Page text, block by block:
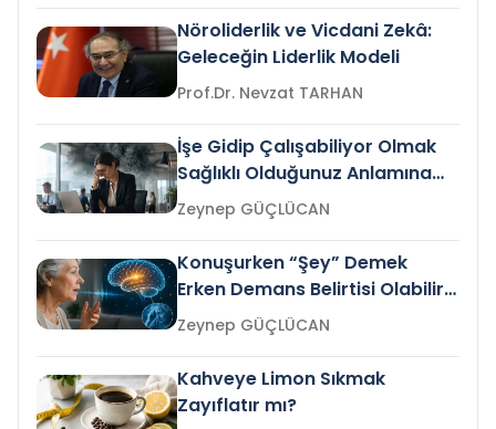
Nöroliderlik ve Vicdani Zekâ:
Geleceğin Liderlik Modeli
Prof.Dr. Nevzat TARHAN
İşe Gidip Çalışabiliyor Olmak
Sağlıklı Olduğunuz Anlamına
Gelir mi?Zeynep GÜÇLÜCAN
Konuşurken “Şey” Demek
Erken Demans Belirtisi Olabilir
mi?
Zeynep GÜÇLÜCAN
Kahveye Limon Sıkmak
Zayıflatır mı?